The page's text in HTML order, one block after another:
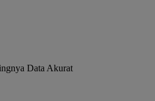
Data Akurat